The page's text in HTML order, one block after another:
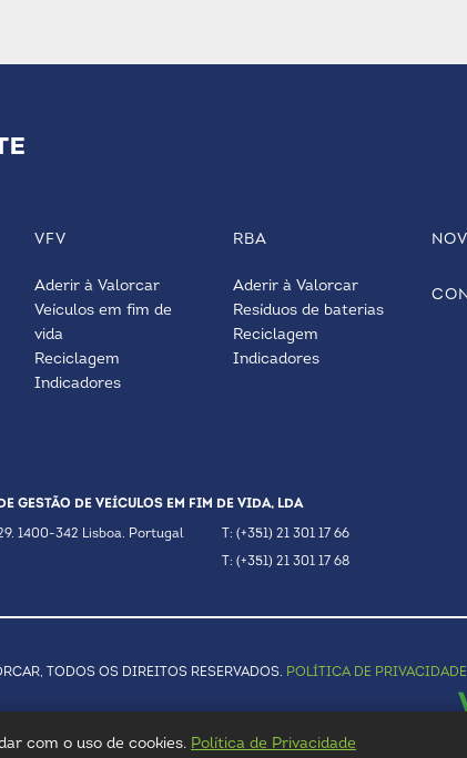
VFV
Aderir à Valorcar
Veículos em fim de
vida
Reciclagem
Indicadores
RBA
Aderir à Valorcar
Resíduos de baterias
Reciclagem
Indicadores
GESTÃO DE VEÍCULOS EM FIM DE VIDA, LDA
1400-342 Lisboa. Portugal T: (+351) 21 301 17 66
T: (+351) 21 301 17 68
TODOS OS DIREITOS RESERVADOS. POLÍTICA DE PRIVACIDADE
com o uso de cookies. Política de Privacidade